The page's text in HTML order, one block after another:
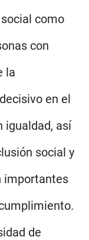
como
con
la
en el
igualdad, así
social y
importantes
de